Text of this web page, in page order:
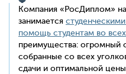
Компания «РосДиплом»
занимается
помощь студентам во
преимущества: огромный
собранные со всех
сдачи и оптимальной